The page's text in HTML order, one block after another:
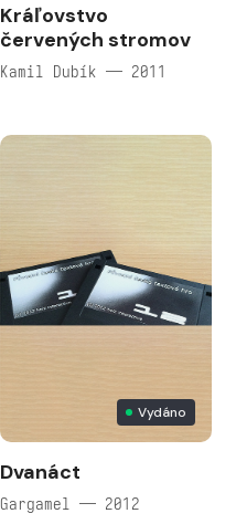
Kráľovstvo
červených stromov
Kamil Dubík — 2011
Vydáno
Dvanáct
Gargamel — 2012